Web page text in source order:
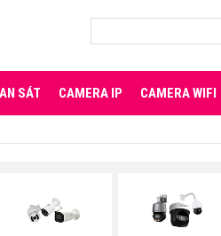
SÁT CAMERA IP CAMERA WIFI